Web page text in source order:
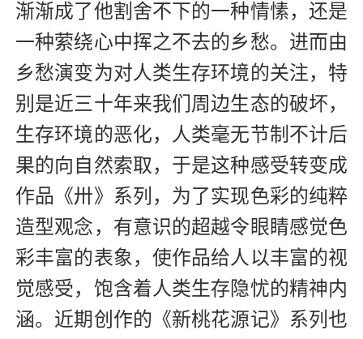
渐渐成了他割舍不下的一种情愫，还是
一种萦绕心中挥之不去的乡愁。进而由
乡愁演变为对人类生存环境的关注，特
别是近三十年来我们周边生态的破坏，
生存环境的恶化，人类毫无节制不计后
果的向自然索取，于是这种感受转变成
作品《卅》系列，为了实现色彩的纯粹
造型观念，有意识的超越令眼睛感觉色
彩丰富的表象，使作品给人以丰富的视
觉感受，饱含着人类生存隐忧的精神内
涵。近期创作的《新桃花源记》系列也